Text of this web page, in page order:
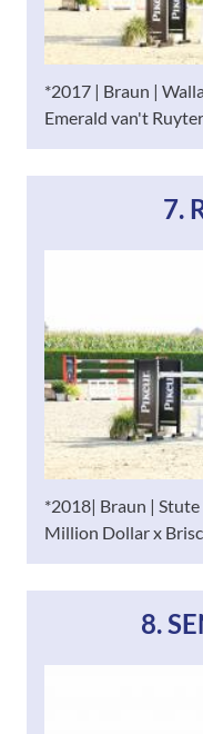
*2017 | Braun |
Emerald van't
7.
*2018| Braun | Stute
Million Dollar x
8.